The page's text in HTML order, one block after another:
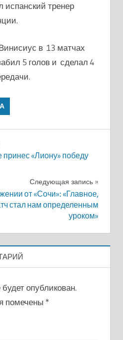
тренер
в 13 матчах
5 голов и сделал 4
принес «Лиону» победу
Следующая запись
от «Сочи»: «Главное,
стал нам определенным
уроком»
опубликован.
помечены *